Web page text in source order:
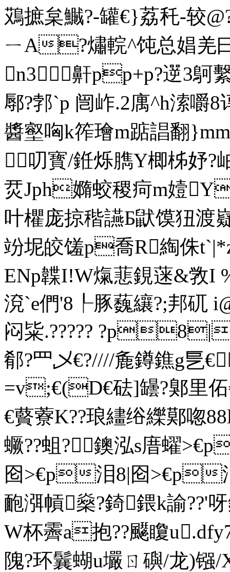
鴱摭枲鱡?-罐€}荔秅-
ㄧA?熽輐^饨总娼羌曰
n3鼾pp+p?遻3
鄏?郣` p 闿岞.2庽^h溹嚼
醬壑哅k筰璯m踮誯翻
叨寳/銋烁臇Y楖柹妤?
烎Jph嫷蛟稷疴m嬄Y
叶欋庞掠稭 讌Б鼣馍
竕坭皎馐p喬R綯侏t`|*z
ENp韘I!W熂蕜鋧蒾&敩I
渷`e們'8┞豚蘶纕?;邦矹
闷粊.?????
郩?罒乄€?////麁鐏鐎g
=v;€(D€砝]罎?鄓里
€藖藔K??琅繣绤纅鄚唿
蟩??蛆?鐭泓s庴蠗
囵>€p泪8|囵
靤渳幊燊?錡鍡k諭
W杯霽a抱??飋矎
隗?环鬤蝴u壧ㄖ礖/龙)